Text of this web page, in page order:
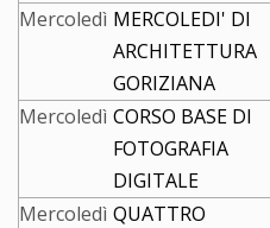
Mercoledì MERCOLEDI' DI
ARCHITETTURA
GORIZIANA
Mercoledì CORSO BASE DI
FOTOGRAFIA
DIGITALE
Mercoledì QUATTRO